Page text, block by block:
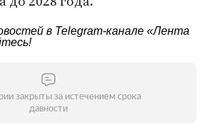
в Telegram-канале «Лента
закрыты за истечением срока
давности